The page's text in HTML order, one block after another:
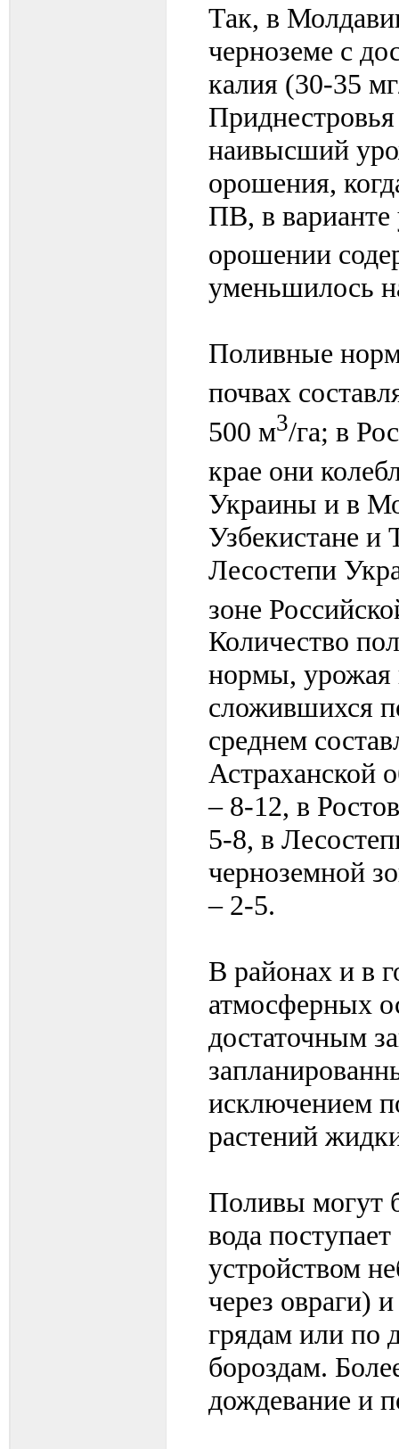
Так, в
черноземе с
калия (30-35
наивысший
орошения,
ПВ, в варианте
орошении
уменьшилось
Поливные
почвах
500 м3/га; в
крае они
Украины и в
Узбекистане и
Лесостепи
зоне
Количество
нормы, урожая
сложившихся
среднем
Астраханской
– 8-12, в
5-8, в
черноземной
– 2-5.
В районах и в
атмосферных
достаточным
исключением
растений
Поливы могут
вода
устройством
через овраги)
грядам или по
бороздам.
дождевание и